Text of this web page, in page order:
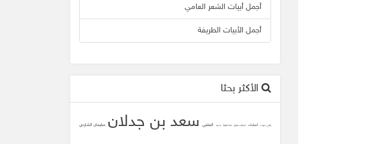
أجمل أبيات الشعر العامي
أجمل الأبيات الطريفة
الأكثر بحثا
وأني دعوت أصابك أصابك عشق لما تلاقينا يا عيد المتنبي سعد بن جدلان سليمان الشاردي